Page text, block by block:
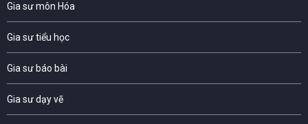
Gia sư môn Hóa
Gia sư tiểu học
Gia sư báo bài
Gia sư dạy vẽ